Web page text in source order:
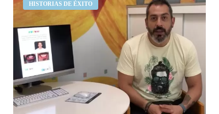
HISTORIAS DE ÉXITO
han
remediar
bruxismo